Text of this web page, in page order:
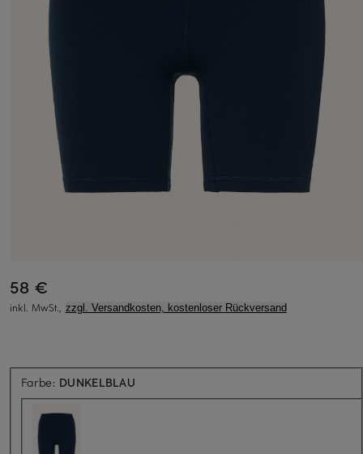
58 €
inkl. MwSt., zzgl. Versandkosten, kostenloser Rückversand
Farbe: DUNKELBLAU